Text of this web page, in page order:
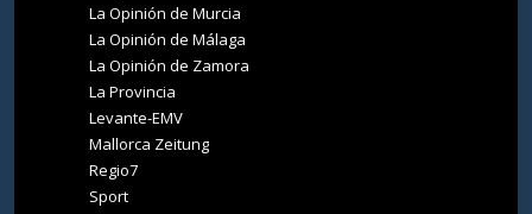
La Opinión de Murcia
La Opinión de Málaga
La Opinión de Zamora
La Provincia
Levante-EMV
Mallorca Zeitung
Regio7
Sport